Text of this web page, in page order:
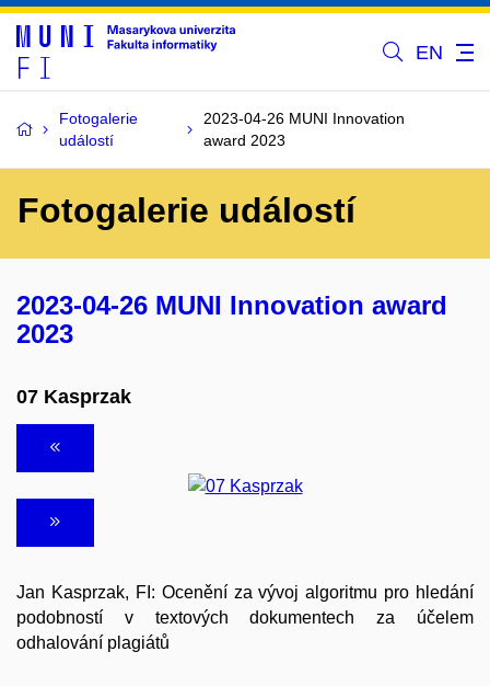
EN
Fotogalerie
událostí
2023-04-26 MUNI Innovation
award 2023
Fotogalerie událostí
2023-04-26 MUNI Innovation award
2023
07 Kasprzak
Jan Kasprzak, FI: Ocenění za vývoj algoritmu pro hledání
podobností v textových dokumentech za účelem
odhalování plagiátů